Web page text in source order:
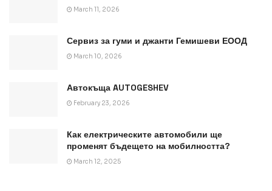
March 11, 2026
Сервиз за гуми и джанти Гемишеви ЕООД
March 10, 2026
Автокъща AUTOGESHEV
February 23, 2026
Как електрическите автомобили ще
променят бъдещето на мобилността?
March 12, 2025